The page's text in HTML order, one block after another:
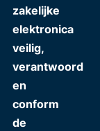
zakelijke
elektronica
veilig,
verantwoord
en
conform
de